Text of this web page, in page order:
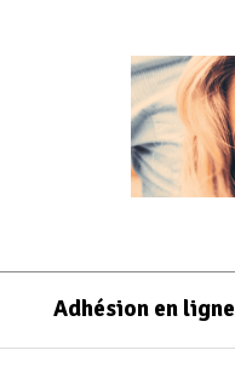
Adhésion en ligne